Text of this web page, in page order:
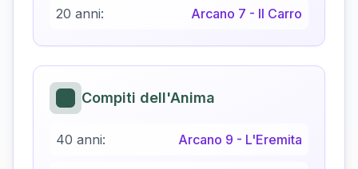
20 anni: Arcano 7 - Il Carro
Compiti dell'Anima
40 anni: Arcano 9 - L'Eremita